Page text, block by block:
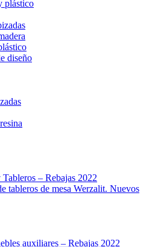
plástico
diseño
Tableros – Rebajas 2022
tableros de mesa Werzalit. Nuevos
auxiliares – Rebajas 2022